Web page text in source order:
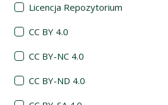
Licencja Repozytorium
CC BY 4.0
CC BY-NC 4.0
CC BY-ND 4.0